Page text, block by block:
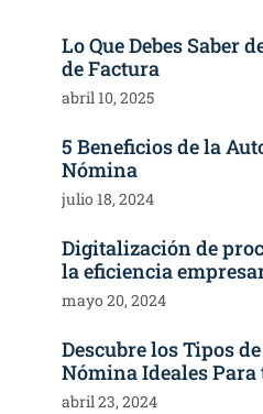
Lo Que Debes Saber
de Factura
abril 10, 2025
5 Beneficios de la
Nómina
julio 18, 2024
Digitalización de
la eficiencia
mayo 20, 2024
Descubre los Tipos
Nómina Ideales Para
abril 23, 2024